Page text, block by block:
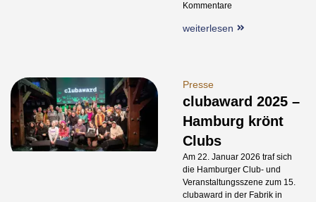
Kommentare
weiterlesen
Presse
clubaward 2025 –
Hamburg krönt
Clubs
Am 22. Januar 2026 traf sich
die Hamburger Club- und
Veranstaltungsszene zum 15.
clubaward in der Fabrik in